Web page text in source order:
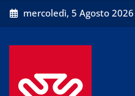
Skip
to
mercoledì, 5 Agosto 2026